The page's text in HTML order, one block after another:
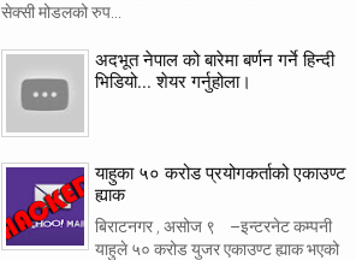
सेक्सी मोडलको रुप...
अदभूत नेपाल को बारेमा बर्णन गर्ने हिन्दी
भिडियो... शेयर गर्नुहोला।
याहुका ५० करोड प्रयोगकर्ताको एकाउण्ट
ह्याक
बिराटनगर , असोज ९ –इन्टरनेट कम्पनी
याहुले ५० करोड युजर एकाउण्ट ह्याक भएको